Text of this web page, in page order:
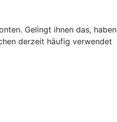
Gelingt ihnen das, haben
derzeit häufig verwendet